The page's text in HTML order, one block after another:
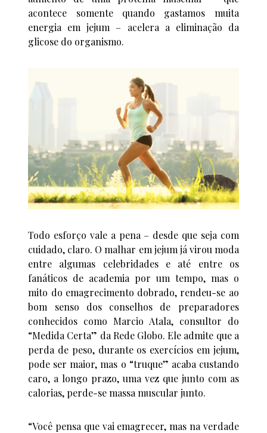
acontece somente quando gastamos muita
energia em jejum – acelera a eliminação da
glicose do organismo.
Todo esforço vale a pena – desde que seja com
cuidado, claro. O malhar em jejum já virou moda
entre algumas celebridades e até entre os
fanáticos de academia por um tempo, mas o
mito do emagrecimento dobrado, rendeu-se ao
bom senso dos conselhos de preparadores
conhecidos como Marcio Atala, consultor do
“Medida Certa” da Rede Globo. Ele admite que a
perda de peso, durante os exercícios em jejum,
pode ser maior, mas o “truque” acaba custando
caro, a longo prazo, uma vez que junto com as
calorias, perde-se massa muscular junto.
“Você pensa que vai emagrecer, mas na verdade